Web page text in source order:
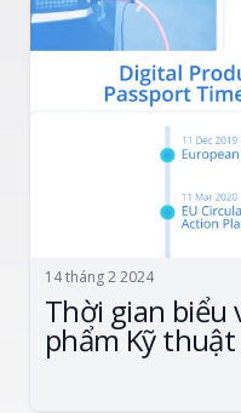
14 tháng 2 2024
Thời gian biểu
phẩm Kỹ thuật